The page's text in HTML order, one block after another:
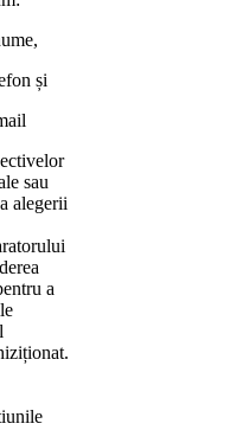
și
sau
alegerii
a